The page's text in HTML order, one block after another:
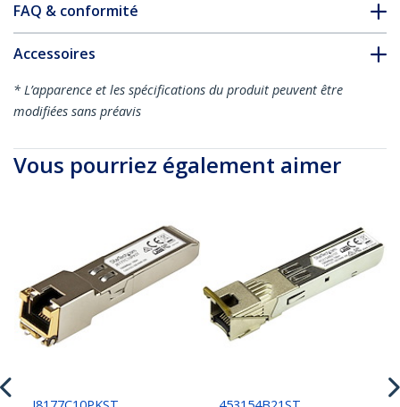
FAQ & conformité
Accessoires
* L’apparence et les spécifications du produit peuvent être
modifiées sans préavis
Vous pourriez également aimer